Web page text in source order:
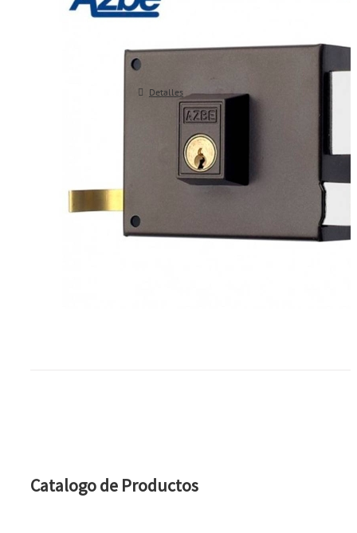
Cerradura de sobreponer, golpe y
izda)
Detalles
Catalogo de Productos